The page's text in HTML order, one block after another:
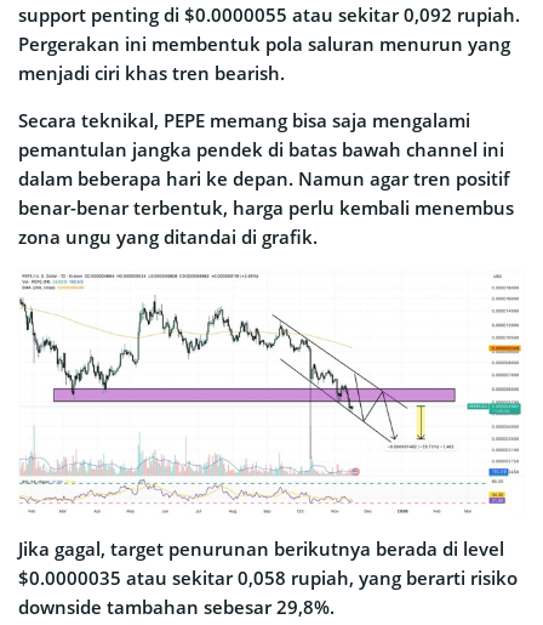
support penting di $0.0000055 atau sekitar 0,092 rupiah.
Pergerakan ini membentuk pola saluran menurun yang
menjadi ciri khas tren bearish.
Secara teknikal, PEPE memang bisa saja mengalami
pemantulan jangka pendek di batas bawah channel ini
dalam beberapa hari ke depan. Namun agar tren positif
benar-benar terbentuk, harga perlu kembali menembus
zona ungu yang ditandai di grafik.
Jika gagal, target penurunan berikutnya berada di level
$0.0000035 atau sekitar 0,058 rupiah, yang berarti risiko
downside tambahan sebesar 29,8%.